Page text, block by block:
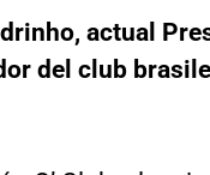
actual
del club